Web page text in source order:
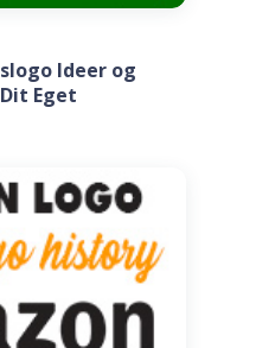
Ideer og
Eget